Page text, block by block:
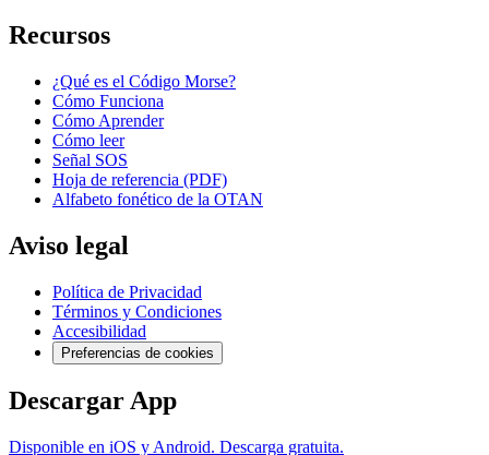
Recursos
¿Qué es el Código Morse?
Cómo Funciona
Cómo Aprender
Cómo leer
Señal SOS
Hoja de referencia (PDF)
Alfabeto fonético de la OTAN
Aviso legal
Política de Privacidad
Términos y Condiciones
Accesibilidad
Preferencias de cookies
Descargar App
Disponible en iOS y Android. Descarga gratuita.